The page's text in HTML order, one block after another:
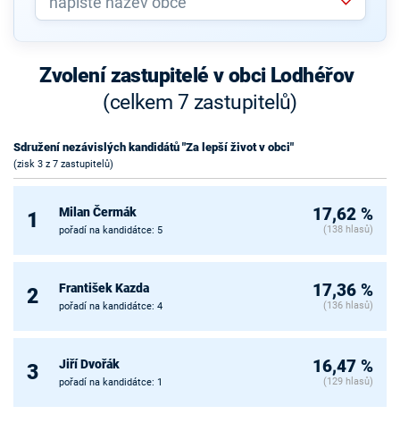
Zvolení zastupitelé v obci Lodhéřov
(celkem 7 zastupitelů)
Sdružení nezávislých kandidátů "Za lepší život v obci"
(zisk 3 z 7 zastupitelů)
1 Milan Čermák
pořadí na kandidátce: 5
17,62 %
(138 hlasů)
2 František Kazda
pořadí na kandidátce: 4
17,36 %
(136 hlasů)
3 Jiří Dvořák
pořadí na kandidátce: 1
16,47 %
(129 hlasů)